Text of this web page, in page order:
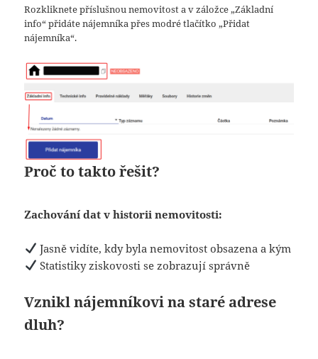
Rozkliknete příslušnou nemovitost a v záložce „Základní
info“ přidáte nájemníka přes modré tlačítko „Přidat
nájemníka“.
Proč to takto řešit?
Zachování dat v historii nemovitosti:
Jasně vidíte, kdy byla nemovitost obsazena a kým
Statistiky ziskovosti se zobrazují správně
Vznikl nájemníkovi na staré adrese
dluh?